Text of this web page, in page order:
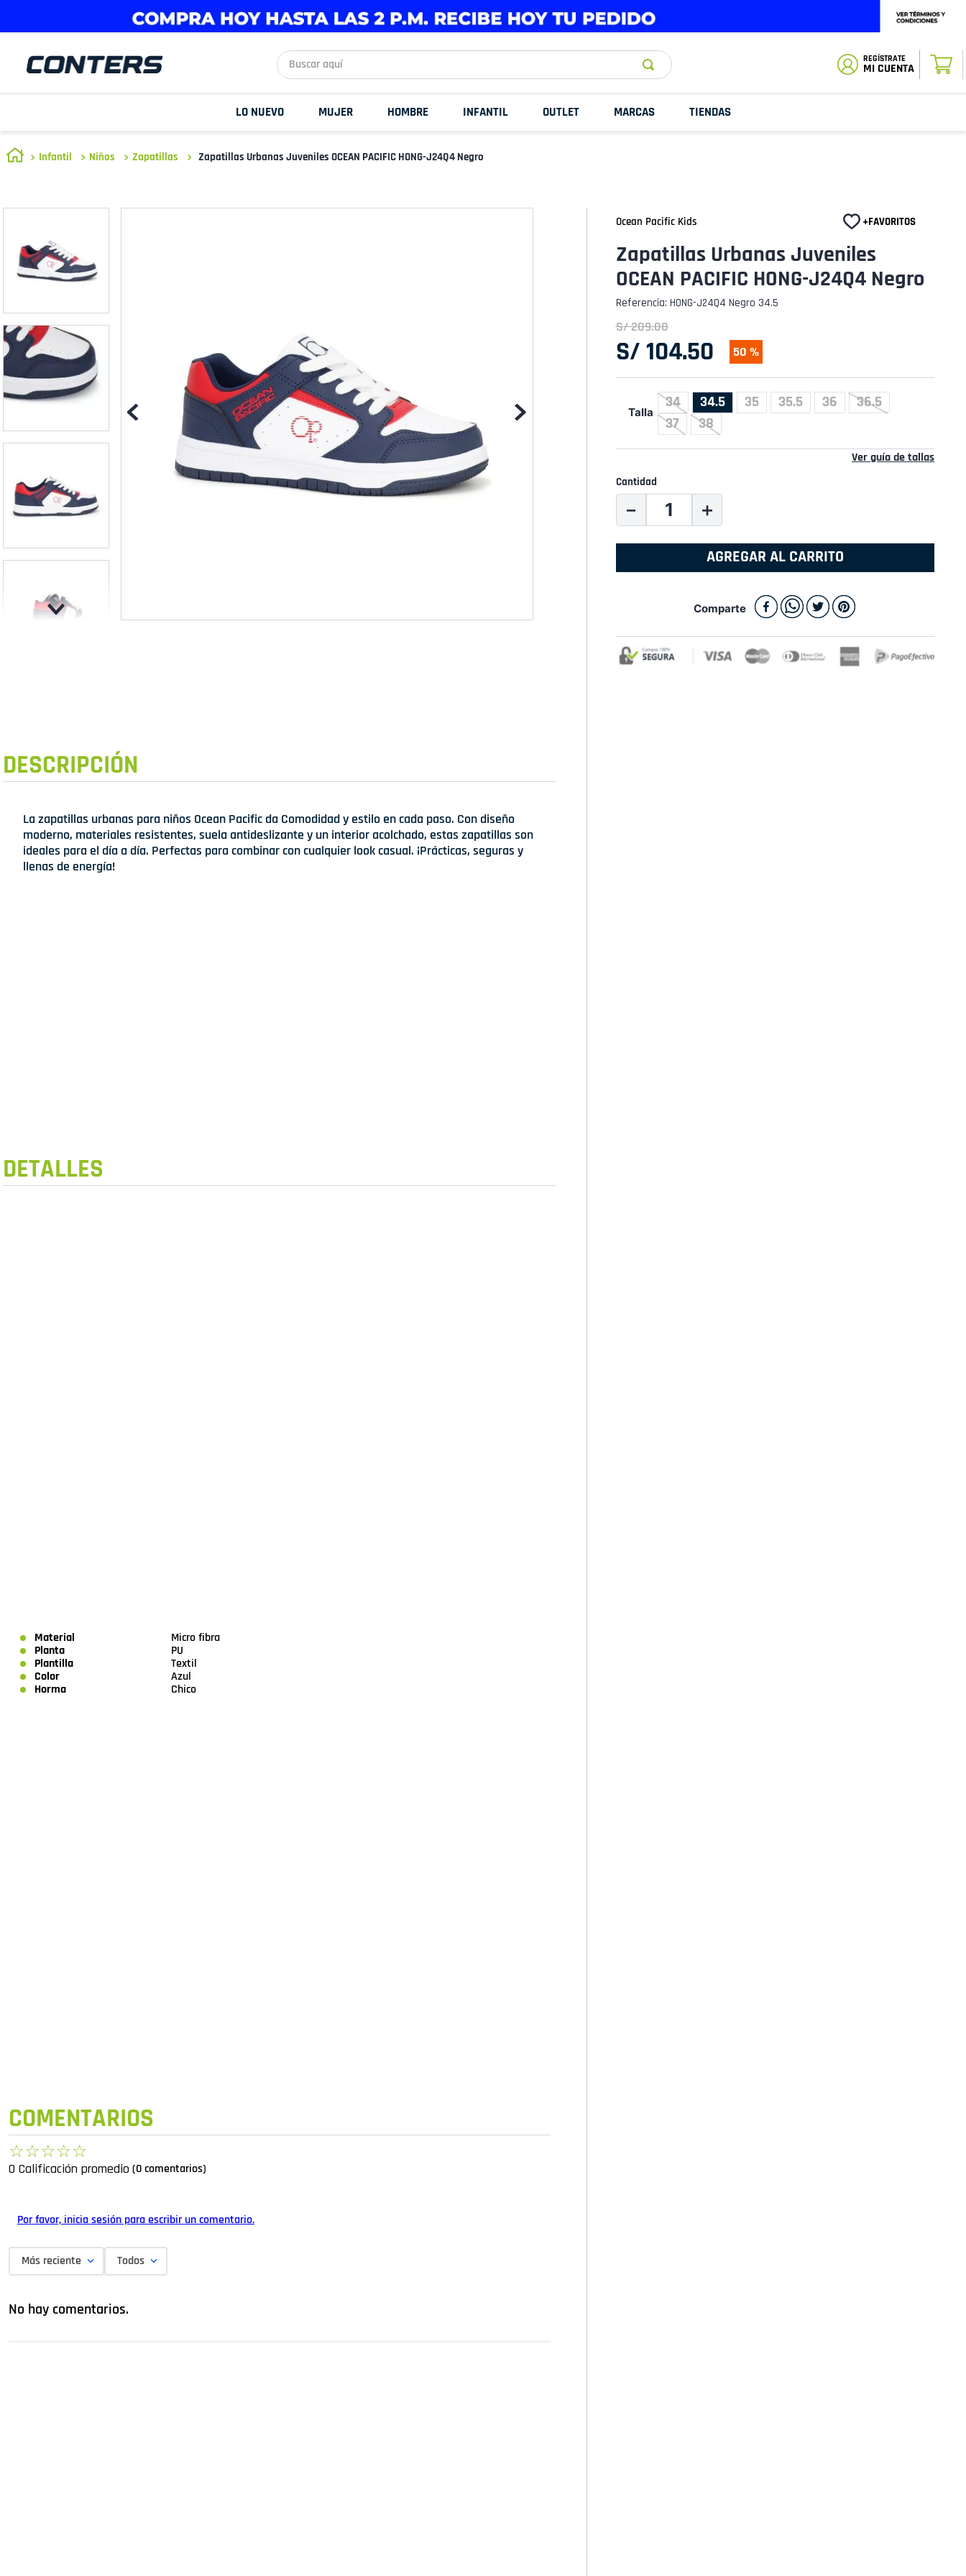
Buscar aquí
MI CUENTA
LO NUEVO MUJER HOMBRE INFANTIL OUTLET MARCAS TIENDAS
Infantil Niños Zapatillas Zapatillas Urbanas Juveniles OCEAN PACIFIC HONG-J24Q4 Negro
DESCRIPCIÓN
La zapatillas urbanas para niños Ocean Pacific da Comodidad y estilo en cada paso. Con diseño
moderno, materiales resistentes, suela antideslizante y un interior acolchado, estas zapatillas son
ideales para el día a día. Perfectas para combinar con cualquier look casual. ¡Prácticas, seguras y
llenas de energía!
DETALLES
Material
Micro fibra
Planta
PU
Plantilla
Textil
Color
Azul
Horma
Chico
COMENTARIOS
☆☆☆☆☆
0 Calificación promedio (0 comentarios)
Por favor, inicia sesión para escribir un comentario.
Más reciente Todos
No hay comentarios.
Ocean Pacific Kids
Zapatillas Urbanas Juveniles
OCEAN PACIFIC HONG-J24Q4 Negro
Referencia: HONG-J24Q4 Negro 34.5
S/209.00
S/ 104.50 50 %
Talla
34 34.5 35 35.5 36
36.5
37
38
Ver guía de tallas
Cantidad
＋
－
AGREGAR AL CARRITO
Comparte